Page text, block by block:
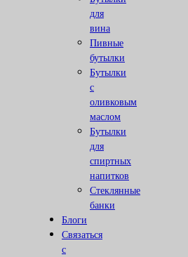
для
вина
Пивные
бутылки
Бутылки
с
оливковым
маслом
Бутылки
для
спиртных
напитков
Стеклянные
банки
Блоги
Связаться
с